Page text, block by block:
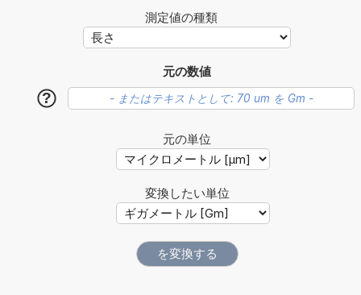
測定値の種類
元の数値
?
元の単位
変換したい単位